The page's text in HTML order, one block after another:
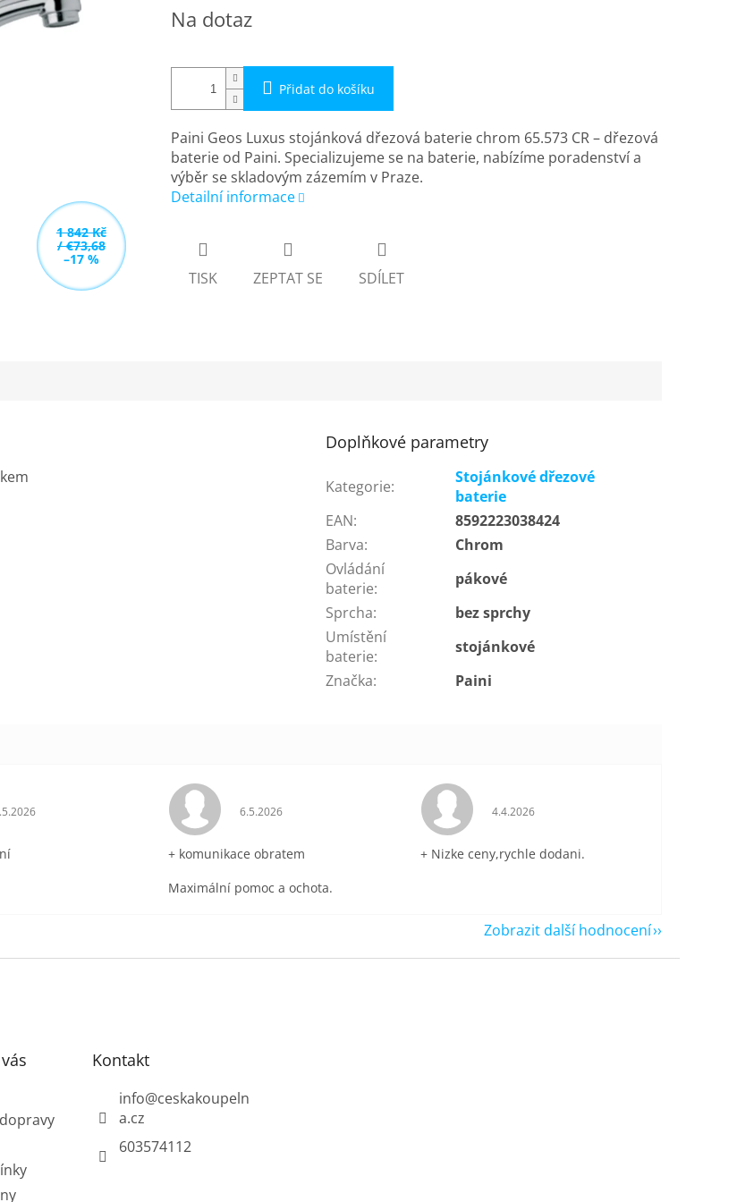
1 842 Kč
/ €73,68
–17 %
cena:
Na dotaz
Přidat do košíku
Paini Geos Luxus stojánková dřezová baterie chrom 65.573 CR – dřezová
baterie od Paini. Specializujeme se na baterie, nabízíme poradenství a
výběr se skladovým zázemím v Praze.
Detailní informace
TISK ZEPTAT SE SDÍLET
Doplňkové parametry
Kategorie:
Stojánkové dřezové
baterie
EAN:
8592223038424
Barva:
Chrom
Ovládání
baterie:
pákové
Sprcha:
bez sprchy
Umístění
baterie:
stojánkové
Značka: Paini
obchodu je 5 z 5 hvězdiček. Hodnocení obchodu je 5 z 5 hvězdiček.
6.5.2026
+ komunikace obratem
Maximální pomoc a ochota.
Hodnocení obchodu je 5 z 5 hvězdiček.
4.4.2026
+ Nizke ceny,rychle dodani.
Zobrazit další hodnocení
Kontakt
info@ceskakoupeln
a.cz
603574112